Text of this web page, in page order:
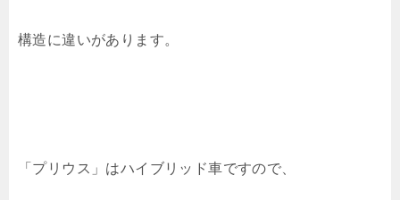
構造に違いがあります。
「プリウス」はハイブリッド車ですので、